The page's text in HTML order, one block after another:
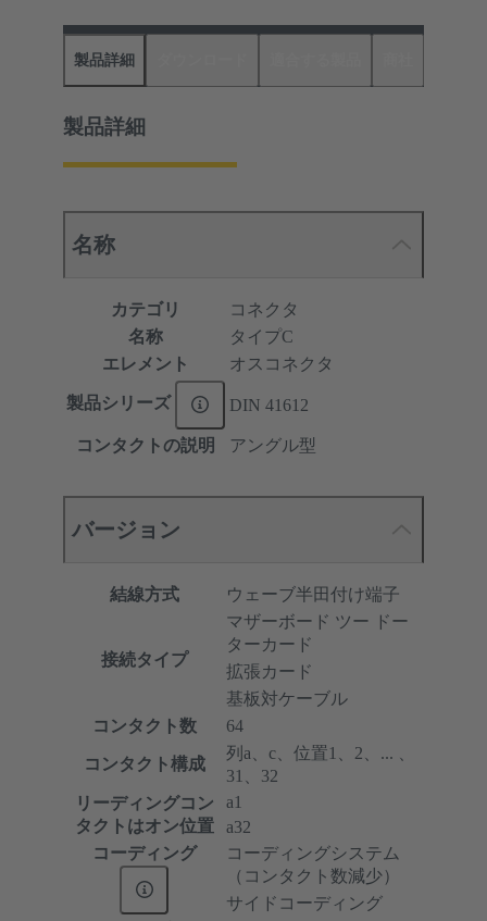
製品詳細
製品詳細
名称
カテゴリ
コネクタ
名称
タイプC
エレメント
オスコネクタ
製品シリーズ DIN 41612
コンタクトの説明 アングル型
バージョン
結線方式 ウェーブ半田付け端子
接続タイプ
マザーボード ツー ドー
ターカード
拡張カード
基板対ケーブル
コンタクト数
64
コンタクト構成
列a、c、位置1、2、... 、
31、32
リーディングコン
タクトはオン位置
a1
a32
コーディング
コーディングシステム
（コンタクト数減少）
サイドコーディング